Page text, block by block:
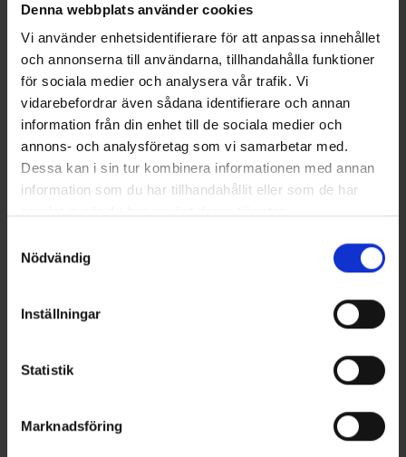
Denna webbplats använder cookies
Vi använder enhetsidentifierare för att anpassa innehållet
och annonserna till användarna, tillhandahålla funktioner
för sociala medier och analysera vår trafik. Vi
vidarebefordrar även sådana identifierare och annan
information från din enhet till de sociala medier och
annons- och analysföretag som vi samarbetar med.
Dessa kan i sin tur kombinera informationen med annan
information som du har tillhandahållit eller som de har
Nödvändig
Inställningar
Statistik
Marknadsföring
Herren WCT-Hose
Ab12 €
Stützstrümpfe Merinowolle
Ab9,95 €
Ähnliche Produkte
Socken Bambus 3er-Pack Socken Baumwolle 5er-Pack
Bewertung: